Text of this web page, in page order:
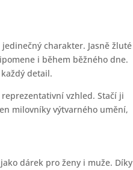
charakter. Jasně žluté
i během běžného dne.
detail.
vzhled. Stačí ji
milovníky výtvarného umění,
dárek pro ženy i muže. Díky